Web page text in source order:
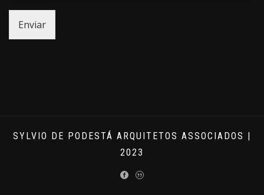
Enviar
SYLVIO DE PODESTÁ ARQUITETOS ASSOCIADOS |
2023